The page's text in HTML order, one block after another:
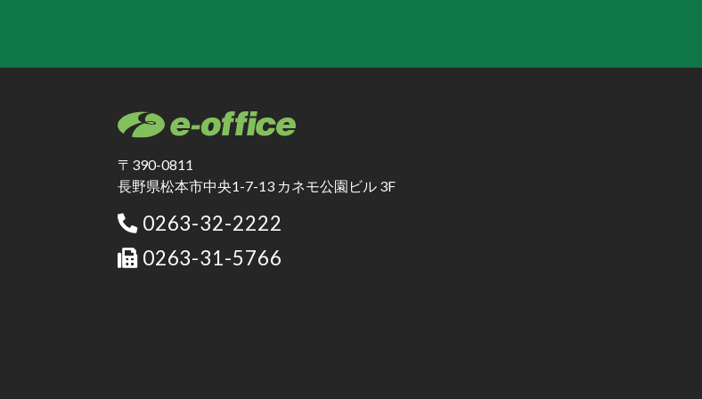
〒390-0811
長野県松本市中央1-7-13 カネモ公園ビル 3F
0263-32-2222
0263-31-5766